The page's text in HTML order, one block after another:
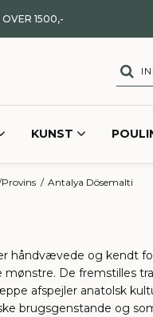
1500,-
KUNST
/ Antalya Dösemalti
håndvævede og kendt
De fremstilles
afspejler anatolsk
brugsgenstande og